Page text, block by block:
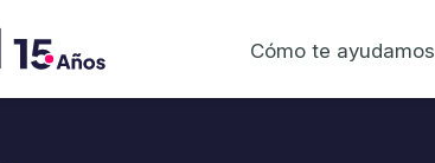
Cómo te ayudamos